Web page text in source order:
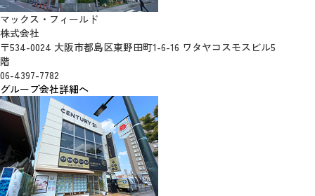
マックス・フィールド
株式会社
〒534-0024 大阪市都島区東野田町1-6-16 ワタヤコスモスビル5
階
06-4397-7782
グループ会社詳細へ